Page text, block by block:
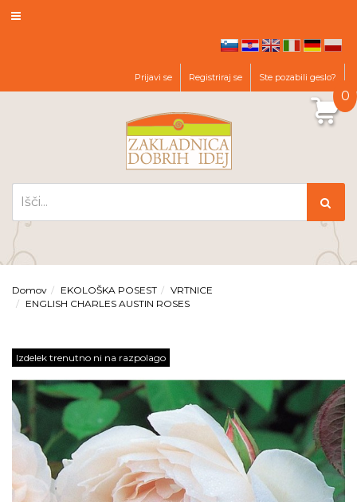
de pl
Prijavi se Registriraj se Ste pozabili geslo?
0
Domov EKOLOŠKA POSEST
VRTNICE
ENGLISH CHARLES AUSTIN ROSES
Izdelek trenutno ni na razpolago